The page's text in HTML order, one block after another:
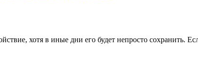
хотя в иные дни его будет непросто сохранить.